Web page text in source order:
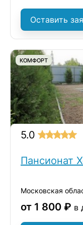
Оставить
КОМФОРТ
5.0
Пансионат
от 1 800 ₽ в